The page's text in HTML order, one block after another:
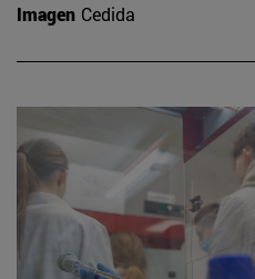
Imagen Cedida